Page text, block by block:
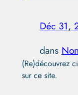
Déc 31,
dans
(Re)découvrez
sur ce site.